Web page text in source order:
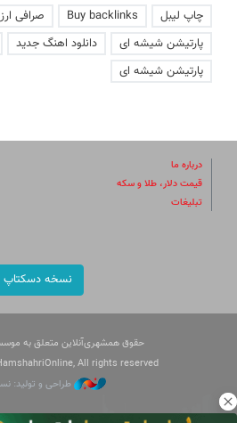
چاپ لیبل
Buy backlinks صرافی
پارتیشن شیشه ای
دانلود اهنگ جدید
پارتیشن شیشه ای
درباره ما
قیمت دلار، طلا و سکه
تبلیغات
نسخه دسکتاپ
حقوق همشهری‌آنلاین متعلق به
All rights reserved
طراحی و تولید: